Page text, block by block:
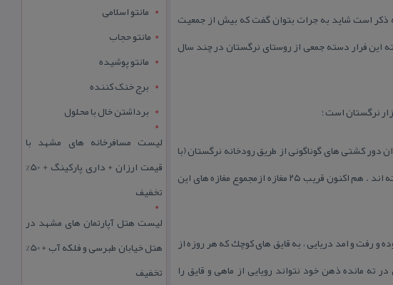
خانوار و ۱۴۲۰ نفر جمعیت می باشد .(لازم به ذكر است شاید به جرات بتوان گفت كه بیش از جمعیت
این فرار دسته جمعی از روستای نرگستان در چند سال
نرگستان است ؛
دور كشتی های گوناگونی از طریق رودخانه نرگستان (با
توجه به قرار گرفتن رودخانه در شرق و جنوب بازار) از بندر انزلی و روسیه به این بازار رفت و امد داشته اند . هم اكنون قریب ۲۵ مغازه ازمجموع مغازه های این
و رفت و امد دریایی ، به قایق های كوچك كه هر روزه از
مانده ذهن خود نتواند رویایی از ماهی و قایق را
مانتو اسلامی
مانتو حجاب
مانتو پوشیده
برج خنک کننده
برداشتن خال با محلول
لیست مسافرخانه های مشهد با
قیمت ارزان + داری پارکینگ + 50%
تخفیف
لیست هتل آپارتمان های مشهد در
هتل خیابان طبرسی و فلکه آب + 50%
تخفیف